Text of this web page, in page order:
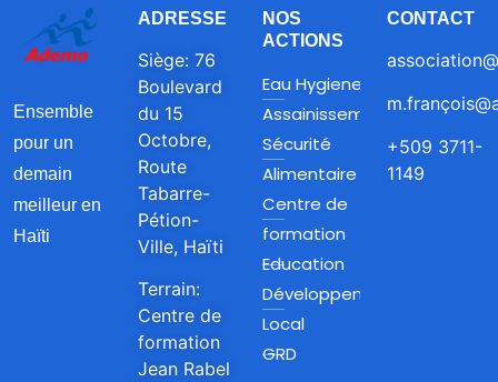
Ensemble
pour un
demain
meilleur en
Haïti
ADRESSE
Siège: 76
Boulevard
du 15
Octobre,
Route
Tabarre-
Pétion-
Ville, Haïti
Terrain:
Centre de
formation
Jean Rabel
NOS
ACTIONS
Eau Hygiene et
Assainissement
Sécurité
Alimentaire
Centre de
formation
Education
Développement
Local
GRD
CONTACT
+509 3711-
1149